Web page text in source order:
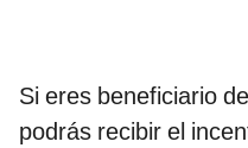
Si eres beneficiario
podrás recibir el